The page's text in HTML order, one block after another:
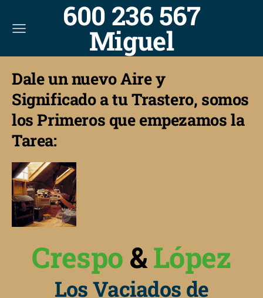
600 236 567
Miguel
Dale un nuevo Aire y
Significado a tu Trastero, somos
los Primeros que empezamos la
Tarea:
Crespo &López
Los Vaciados de